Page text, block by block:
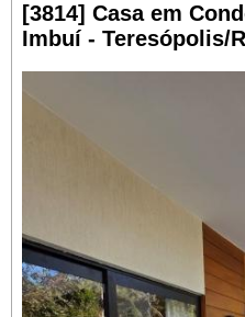
[3814] Casa em
Imbuí - Teresópolis/